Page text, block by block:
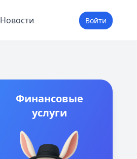
Новости Войти
Финансовые
услуги